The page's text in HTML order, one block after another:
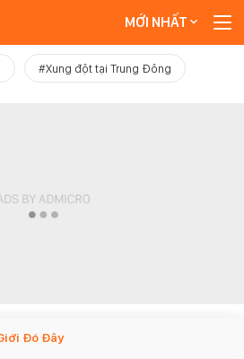
MỚI NHẤT
#Xung đột tại Trung Đông
Đó Đây